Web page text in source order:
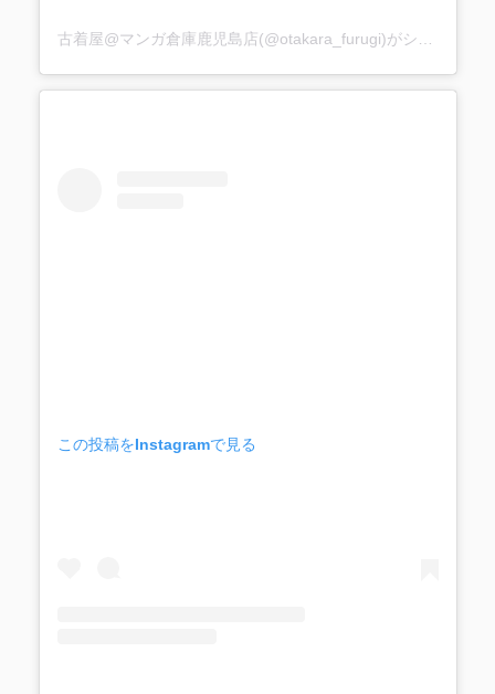
古着屋@マンガ倉庫鹿児島店(@otakara_furugi)がシェアした投稿
この投稿をInstagramで見る